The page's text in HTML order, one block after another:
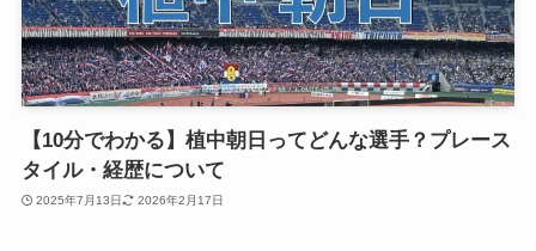
【10分でわかる】植中朝日ってどんな選手？プレース
タイル・経歴について
2025年7月13日 2026年2月17日